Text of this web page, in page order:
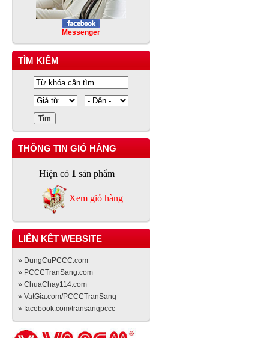
Messenger
TÌM KIẾM
THÔNG TIN GIỎ HÀNG
Hiện có 1 sản phẩm
Xem giỏ hàng
LIÊN KẾT WEBSITE
» DungCuPCCC.com
» PCCCTranSang.com
» ChuaChay114.com
» VatGia.com/PCCCTranSang
» facebook.com/transangpccc